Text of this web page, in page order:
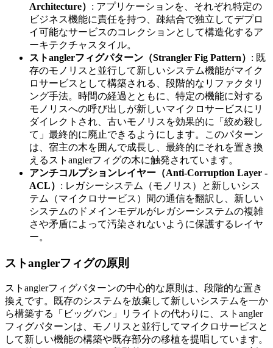
Architecture） : アプリケーションを、それぞれ特定の
ビジネス機能に責任を持つ、疎結合で独立してデプロ
イ可能なサービスのコレクションとして構造化するア
ーキテクチャスタイル。
ストanglerフィグパターン（Strangler Fig Pattern） : 既
存のモノリスと並行して新しいシステム機能がマイク
ロサービスとして構築される、段階的なリファクタリ
ング手法。時間の経過とともに、特定の機能に対する
モノリスへの呼び出しが新しいマイクロサービスにリ
ダイレクトされ、古いモノリスを効果的に「絞め殺し
て」最終的に廃止できるようにします。このパターン
は、宿主の木を囲んで成長し、最終的にそれを置き換
えるストanglerフィグの木に触発されています。
アンチコルプションレイヤー（Anti-Corruption Layer -
ACL） : レガシーシステム（モノリス）と新しいシス
テム（マイクロサービス）間の通信を翻訳し、新しい
システムのドメインモデルがレガシーシステムの複雑
さや矛盾によって汚染されないように保護するレイヤ
ー。
ストanglerフィグの原則
ストanglerフィグパターンの中心的な原則は、段階的な置き
換えです。既存のシステムを放棄して新しいシステムを一か
ら構築する「ビッグバン」リライトの代わりに、ストangler
フィグパターンは、モノリスと並行してマイクロサービスと
して新しい機能の構築や既存部分の移植を提唱しています。